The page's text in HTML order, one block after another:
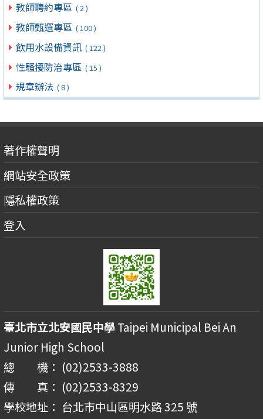
教師聘約專區 ( 2 )
教師甄選專區 ( 100 )
飲用水設備資訊 ( 122 )
性騷擾防治專區 ( 15 )
規章辦法 ( 8 )
著作權聲明
網站安全政策
隱私權政策
登入
臺北市立北安國民中學Taipei Municipal Bei An
Junior High School
總 機： (02)2533-3888
傳 真： (02)2533-8329
學校地址： 台北市中山區明水路 325 號